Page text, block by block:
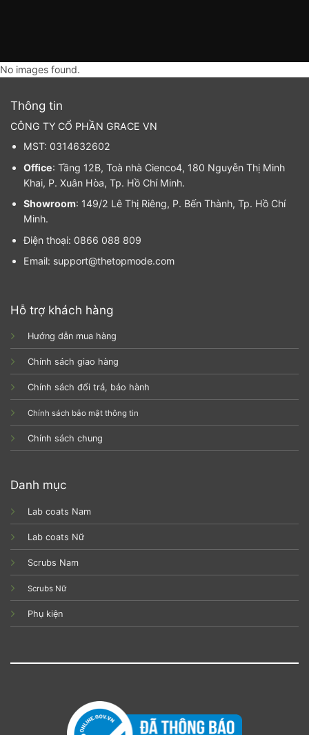
No images found.
Thông tin
CÔNG TY CỔ PHẦN GRACE VN
MST: 0314632602
Office: Tầng 12B, Toà nhà Cienco4, 180 Nguyễn Thị Minh
Khai, P. Xuân Hòa, Tp. Hồ Chí Minh.
Showroom: 149/2 Lê Thị Riêng, P. Bến Thành, Tp. Hồ Chí
Minh.
Điện thoại: 0866 088 809
Email: support@thetopmode.com
Hỗ trợ khách hàng
Hướng dẫn mua hàng
Chính sách giao hàng
Chính sách đổi trả, bảo hành
Chính sách bảo mật thông tin
Chính sách chung
Danh mục
Lab coats Nam
Lab coats Nữ
Scrubs Nam
Scrubs Nữ
Phụ kiện